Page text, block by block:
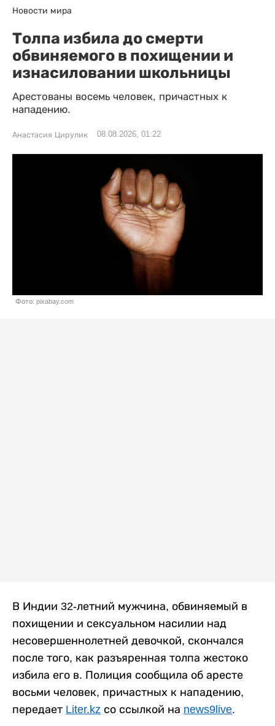
Новости мира
Толпа избила до смерти
обвиняемого в похищении и
изнасиловании школьницы
Арестованы восемь человек, причастных к
нападению.
Анастасия Цирулик 08.08.2026, 01:22
Фото: pixabay.com
В Индии 32-летний мужчина, обвиняемый в
похищении и сексуальном насилии над
несовершеннолетней девочкой, скончался
после того, как разъяренная толпа жестоко
избила его в. Полиция сообщила об аресте
восьми человек, причастных к нападению,
передает Liter.kz со ссылкой на news9live.